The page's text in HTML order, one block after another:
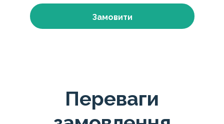
Замовити
Переваги